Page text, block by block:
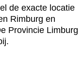
de exacte locatie
Rimburg en
Provincie Limburg